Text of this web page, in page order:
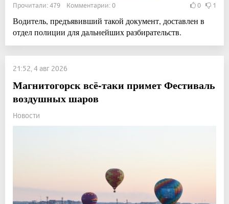
Прочитали: 479 Комментарии: 0 0 1
Водитель, предъявивший такой документ, доставлен в
отдел полиции для дальнейших разбирательств.
21:52, 4 авг 2026
Магнитогорск всё-таки примет Фестиваль
воздушных шаров
Новости